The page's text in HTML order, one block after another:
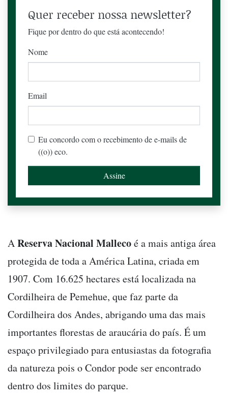
Quer receber nossa newsletter?
Fique por dentro do que está acontecendo!
Nome
Email
Eu concordo com o recebimento de e-mails de
((o)) eco.
AReserva Nacional Mallecoé a mais antiga área
protegida de toda a América Latina, criada em
1907. Com 16.625 hectares está localizada na
Cordilheira de Pemehue, que faz parte da
Cordilheira dos Andes, abrigando uma das mais
importantes florestas de araucária do país. É um
espaço privilegiado para entusiastas da fotografia
da natureza pois o Condor pode ser encontrado
dentro dos limites do parque.